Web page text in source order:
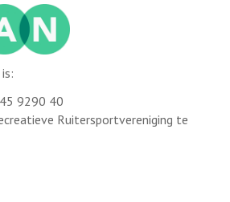
9290 40
Ruitersportvereniging te